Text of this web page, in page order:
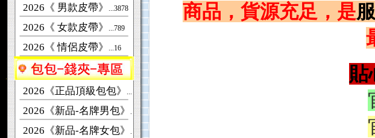
2026《 男款皮帶》 ...3878
2026《 女款皮帶》 ...789
2026《 情侶皮帶》 ...16
2026《正品頂級包包》 ...463
2026《新品-名牌男包》 ...2697
2026《新品-名牌女包》 ...7480
商品，貨源充足，是
貼